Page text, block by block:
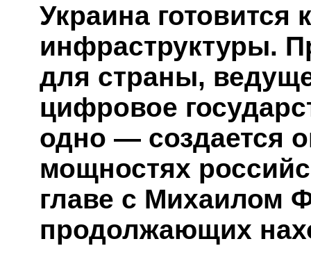
Украина готовится
инфраструктуры.
для страны,
цифровое
одно — создается
мощностях
главе с Михаилом
продолжающих